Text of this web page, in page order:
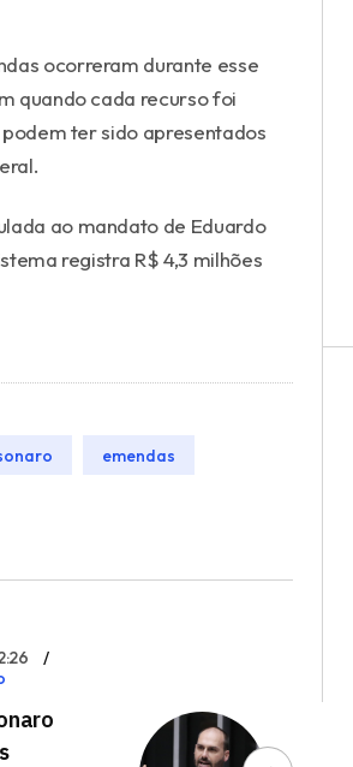
ocorreram durante esse
quando cada recurso foi
ter sido apresentados
ao mandato de Eduardo
registra R$ 4,3 milhões
emendas